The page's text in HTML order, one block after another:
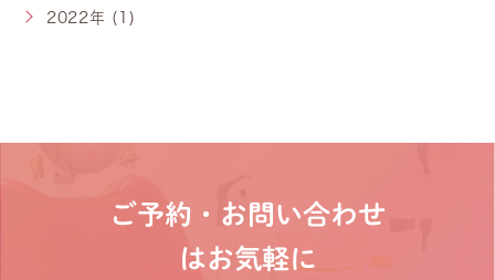
2022年 (1)
ご予約・お問い合わせ
はお気軽に